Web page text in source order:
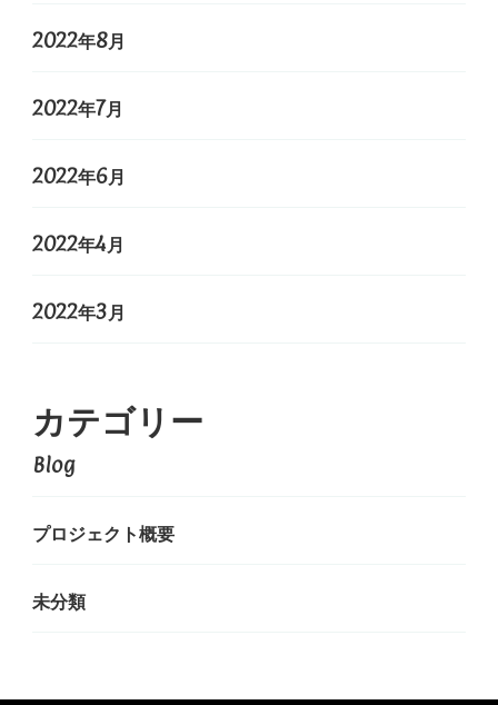
2022年8月
2022年7月
2022年6月
2022年4月
2022年3月
カテゴリー
Blog
プロジェクト概要
未分類